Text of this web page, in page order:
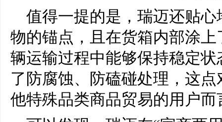
值得一提的是，瑞迈还贴
物的锚点，且在货箱内部涂
辆运输过程中能够保持稳定
了防腐蚀、防磕碰处理，这
他特殊品类商品贸易的用户而